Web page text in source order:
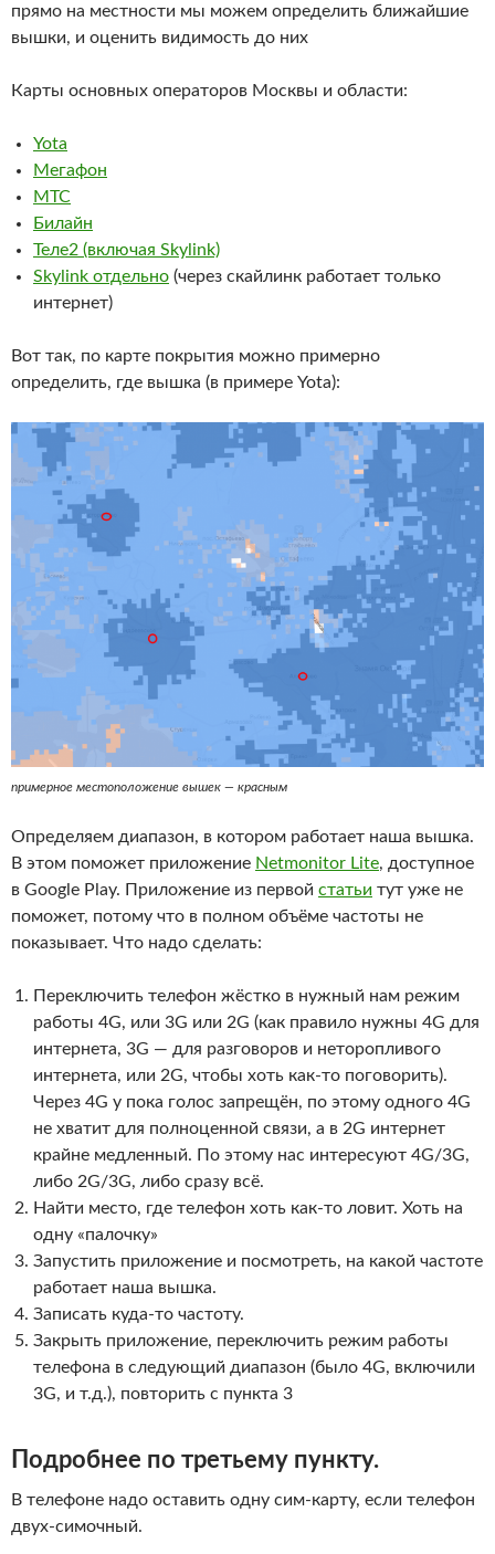
прямо на местности мы можем определить ближайшие
вышки, и оценить видимость до них
Карты основных операторов Москвы и области:
Yota
Мегафон
МТС
Билайн
Теле2 (включая Skylink)
Skylink отдельно (через скайлинк работает только
интернет)
Вот так, по карте покрытия можно примерно
определить, где вышка (в примере Yota):
примерное местоположение вышек — красным
Определяем диапазон, в котором работает наша вышка.
В этом поможет приложение Netmonitor Lite, доступное
в Google Play. Приложение из первой статьи тут уже не
поможет, потому что в полном объёме частоты не
показывает. Что надо сделать:
Переключить телефон жёстко в нужный нам режим
работы 4G, или 3G или 2G (как правило нужны 4G для
интернета, 3G — для разговоров и неторопливого
интернета, или 2G, чтобы хоть как-то поговорить).
Через 4G у пока голос запрещён, по этому одного 4G
не хватит для полноценной связи, а в 2G интернет
крайне медленный. По этому нас интересуют 4G/3G,
либо 2G/3G, либо сразу всё.
Найти место, где телефон хоть как-то ловит. Хоть на
одну «палочку»
Запустить приложение и посмотреть, на какой частоте
работает наша вышка.
Записать куда-то частоту.
Закрыть приложение, переключить режим работы
телефона в следующий диапазон (было 4G, включили
3G, и т.д.), повторить с пункта 3
Подробнее по третьему пункту.
В телефоне надо оставить одну сим-карту, если телефон
двух-симочный.